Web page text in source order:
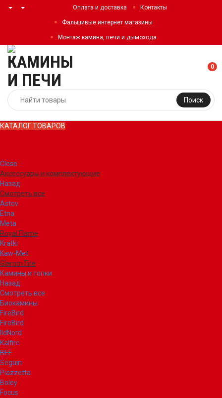
Оплата и доставка Контакты
Фальшивые интернет магазины
Монтаж камина, печи и дымохода
Поиск
0
КАТАЛОГ ТОВАРОВ
Close
Аксессуары и комплектующие
Назад
Смотреть все
Astov
Etna
Meta
Royal Flame
Kratki
Kaw-Met
Glamm Fire
Камины и топки
Назад
Смотреть все
Биокамины
FireBird
FireBird
IldNord
Kalfire
BEF
Seguin
Piazzetta
Boley
Focus